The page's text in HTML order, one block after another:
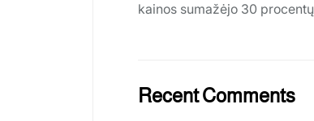
kainos sumažėjo 30 procentų
Recent Comments